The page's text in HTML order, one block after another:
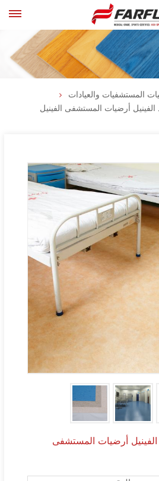
المستشفيات والعيادات
أرضيات المستشفى الفينيل
أرضيات المستشفى